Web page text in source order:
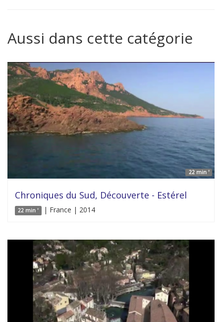
Aussi dans cette catégorie
22 min '
Chroniques du Sud, Découverte - Estérel
22 min ' | France | 2014